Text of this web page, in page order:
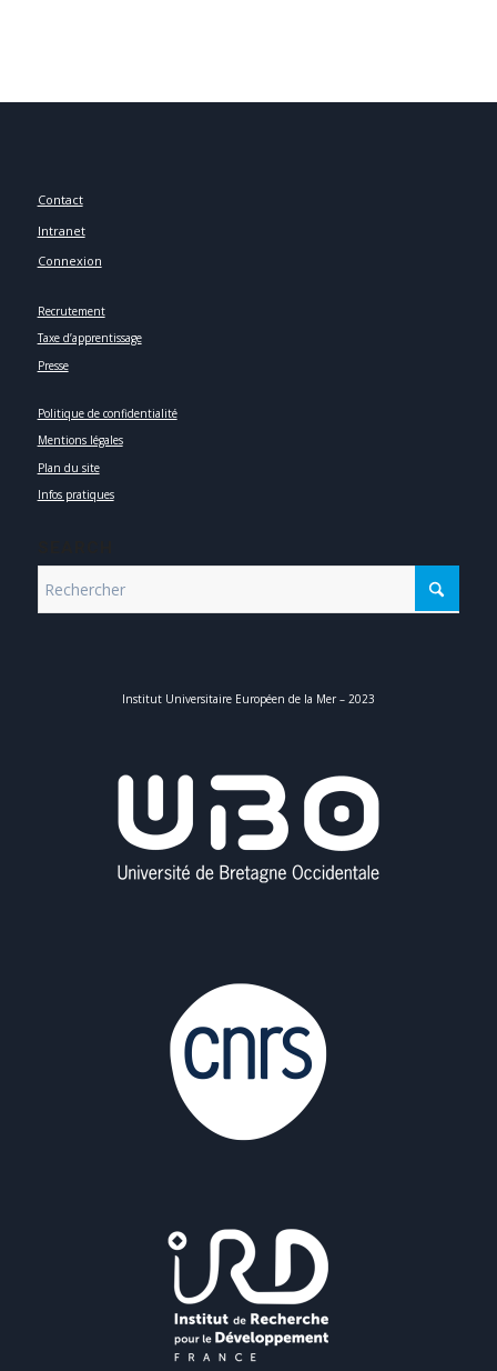
Contact
Intranet
Connexion
Recrutement
Taxe d’apprentissage
Presse
Politique de confidentialité
Mentions légales
Plan du site
Infos pratiques
Institut Universitaire Européen de la Mer – 2023